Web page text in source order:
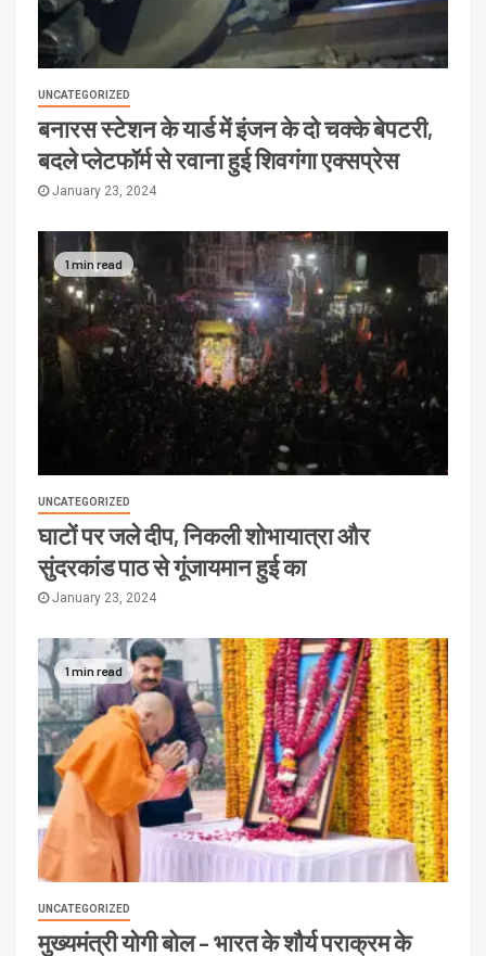
UNCATEGORIZED
बनारस स्टेशन के यार्ड में इंजन के दो चक्के बेपटरी,
बदले प्लेटफॉर्म से रवाना हुई शिवगंगा एक्सप्रेस
January 23, 2024
1 min read
UNCATEGORIZED
घाटों पर जले दीप, निकली शोभायात्रा और
सुंदरकांड पाठ से गूंजायमान हुई का
January 23, 2024
1 min read
UNCATEGORIZED
मुख्यमंत्री योगी बोल – भारत के शौर्य पराक्रम के